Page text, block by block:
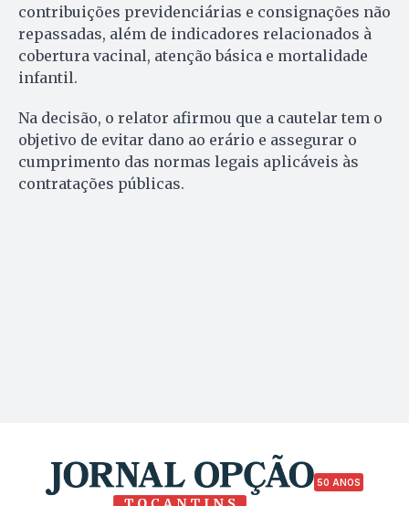
contribuições previdenciárias e consignações não
repassadas, além de indicadores relacionados à
cobertura vacinal, atenção básica e mortalidade
infantil.
Na decisão, o relator afirmou que a cautelar tem o
objetivo de evitar dano ao erário e assegurar o
cumprimento das normas legais aplicáveis às
contratações públicas.
50 ANOS